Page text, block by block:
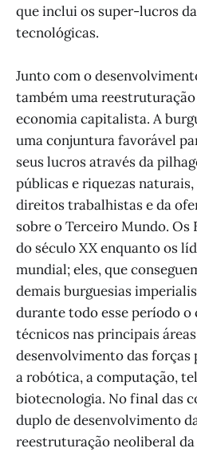
que inclui os super-lucros
tecnológicas.
Junto com o
também uma
economia capitalista. A
uma conjuntura favorável
seus lucros através da
públicas e riquezas
direitos trabalhistas e da
sobre o Terceiro Mundo. Os
do século XX enquanto os
mundial; eles, que
demais burguesias
durante todo esse período
técnicos nas principais
desenvolvimento das forças
a robótica, a computação,
biotecnologia. No final das
duplo de desenvolvimento
reestruturação neoliberal